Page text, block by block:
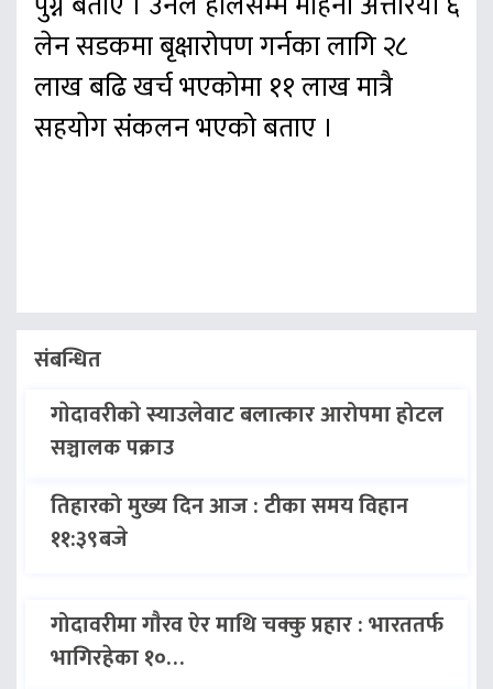
लेन सडकमा बृक्षारोपण गर्नका लागि २८
लाख बढि खर्च भएकोमा ११ लाख मात्रै
सहयाेग संकलन भएको बताए ।
संबन्धित
गाेदावरीकाे स्याउलेवाट बलात्कार आरोपमा होटल
सञ्चालक पक्राउ
तिहारको मुख्य दिन आज : टीका समय विहान
११:३९बजे
गोदावरीमा गाैरव ऐर माथि चक्कु प्रहार : भारततर्फ
भागिरहेका १०…